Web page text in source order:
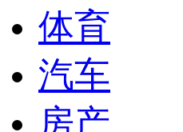
体育
汽车
房产